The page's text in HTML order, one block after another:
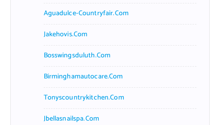
Aguadulce-Countryfair.com
Jakehovis.com
Bosswingsduluth.com
Birminghamautocare.com
Tonyscountrykitchen.com
Jbellasnailspa.com